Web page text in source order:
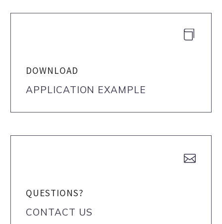


DOWNLOAD
APPLICATION EXAMPLE


QUESTIONS?
CONTACT US